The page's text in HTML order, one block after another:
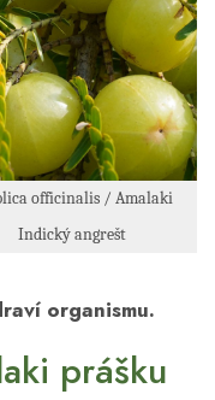
officinalis / Amalaki
Indický angrešt
organismu.
prášku